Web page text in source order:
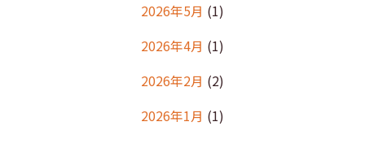
2026年5月 (1)
2026年4月 (1)
2026年2月 (2)
2026年1月 (1)